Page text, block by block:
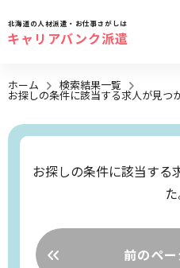
勤務地 指定なし
時給/日給
こだわり 指定なし
最近
求人履歴はありません。
最近利用
検索履歴はありません。
北海道の人材派遣・お仕事さがしは
キャリアバンク派遣
ホーム 検索結果一覧
お探しの条件に該当する求人が見つ
お探しの条件に該当する
た
前のペ